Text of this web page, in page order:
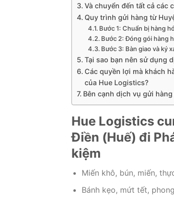
Và chuyển đến tất cả các
Quy trình gửi hàng từ
Bước 1: Chuẩn bị hàng
Bước 2: Đóng gói hàng
Bước 3: Bàn giao và ký
Tại sao bạn nên sử dụng
Các quyền lợi mà khách
của Hue Logistics?
Bên cạnh dịch vụ gửi
Hue Logistics
Điền (Huế) đi
kiệm
Miến khô, bún, miến,
Bánh kẹo, mứt tết,